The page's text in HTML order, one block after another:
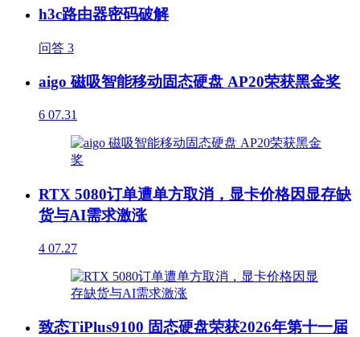
h3c路由器密码破解
问答 3
aigo 磁吸智能移动固态硬盘 AP20荣获黑金奖
6 07.31
RTX 5080订单遭单方取消，显卡价格因显存缺
货与AI需求激涨
4 07.27
致态TiPlus9100 固态硬盘荣获2026年第十一届